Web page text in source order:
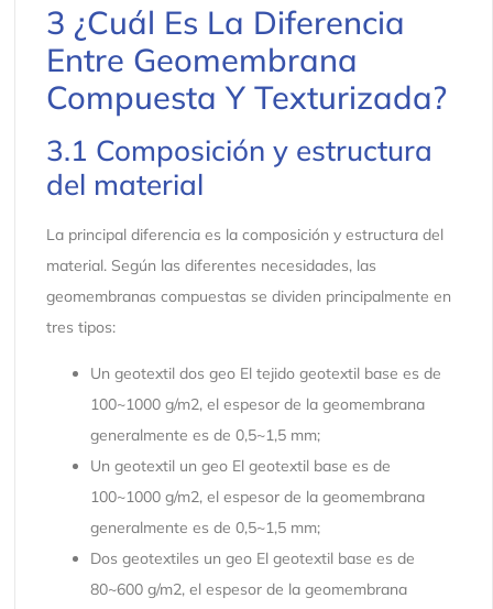
3 ¿Cuál Es La Diferencia
Entre Geomembrana
Compuesta Y Texturizada?
3.1 Composición y estructura
del material
La principal diferencia es la composición y estructura del
material. Según las diferentes necesidades, las
geomembranas compuestas se dividen principalmente en
tres tipos:
Un geotextil dos geo El tejido geotextil base es de
100~1000 g/m2, el espesor de la geomembrana
generalmente es de 0,5~1,5 mm;
Un geotextil un geo El geotextil base es de
100~1000 g/m2, el espesor de la geomembrana
generalmente es de 0,5~1,5 mm;
Dos geotextiles un geo El geotextil base es de
80~600 g/m2, el espesor de la geomembrana